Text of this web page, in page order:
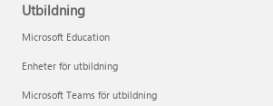
Utbildning
Microsoft Education
Enheter för utbildning
Microsoft Teams för utbildning